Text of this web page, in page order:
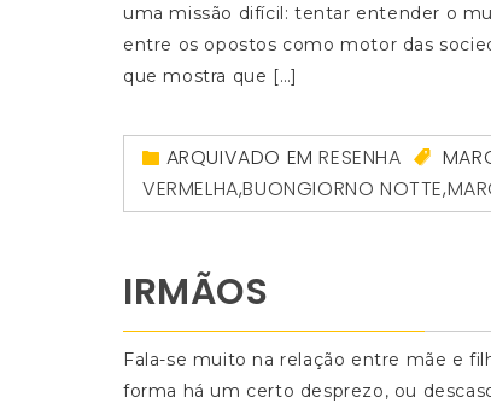
uma missão difícil: tentar entender o
entre os opostos como motor das
que mostra que […]
ARQUIVADO EMRESENHA
VERMELHA,BUONGIORNO NOTTE,
IRMÃOS
Fala-se muito na relação entre mãe e
forma há um certo desprezo, ou